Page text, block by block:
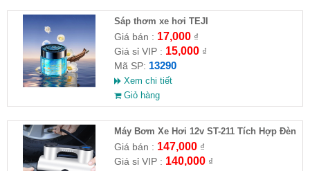
Sáp thơm xe hơi TEJI
Giá bán : 17,000₫
Giá sỉ VIP : 15,000₫
Mã SP: 13290
Xem chi tiết
Giỏ hàng
Máy Bơm Xe Hơi 12v ST-211 Tích Hợp Đèn
Giá bán : 147,000₫
Giá sỉ VIP : 140,000₫